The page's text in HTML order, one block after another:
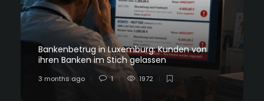
Bankenbetrug in Luxemburg: Kunden von
ihren Banken im Stich gelassen
3 months ago 1 1972